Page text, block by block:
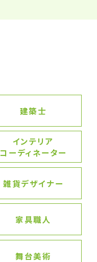
建築士
インテリア
コーディネーター
雑貨デザイナー
家具職人
舞台美術